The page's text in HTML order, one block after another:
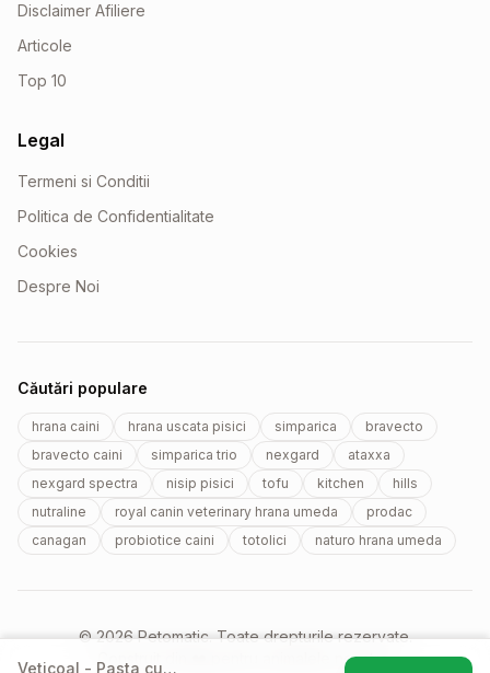
Veticoal - Pasta cu
Disclaimer Afiliere
Articole
Top 10
Legal
Termeni si Conditii
Politica de Confidentialitate
Cookies
Despre Noi
Căutări populare
hrana caini hrana uscata pisici simparica
bravecto
bravecto caini
simparica trio nexgard
ataxxa
nexgard spectra
nisip pisici tofu kitchen
hills
nutraline
royal canin veterinary hrana umeda
prodac
canagan
probiotice caini totolici naturo hrana umeda
© 2026 Petomatic. Toate drepturile rezervate.
Construit din ❤️ pentru animalele noastre.